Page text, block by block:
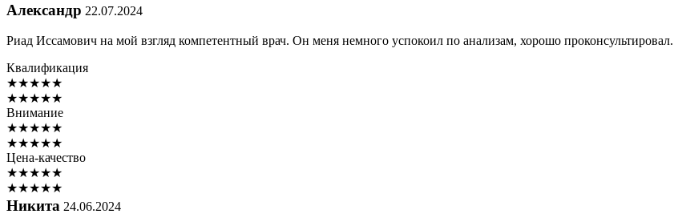
Александр 22.07.2024
Риад Иссамович на мой взгляд компетентный врач. Он меня немного успокоил по анализам, хорошо
Квалификация
★★★★★
★★★★★
Внимание
★★★★★
★★★★★
Цена-качество
★★★★★
★★★★★
Никита 24.06.2024